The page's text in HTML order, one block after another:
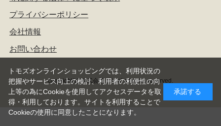
プライバシーポリシー
会社情報
お問い合わせ
copyright(c) 株式会社トモズ all rights reserved.
トモズオンラインショッピングでは、利用状況の
把握やサービス向上の検討、利用者の利便性の向
上等の為にCookieを使用してアクセスデータを取
得・利用しております。サイトを利用することで
Cookieの使用に同意したことになります。
承諾する